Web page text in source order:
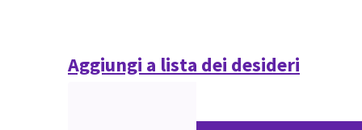
Aggiungi a lista dei desideri